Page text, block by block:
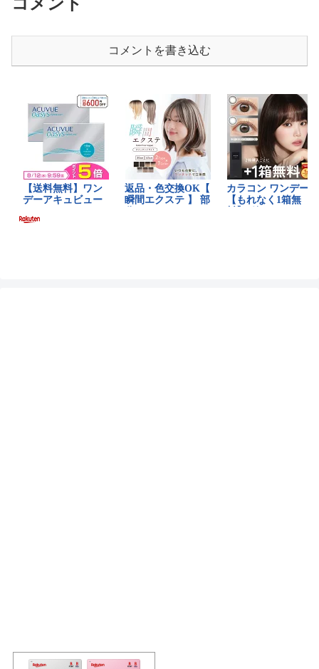
コメントを書き込む